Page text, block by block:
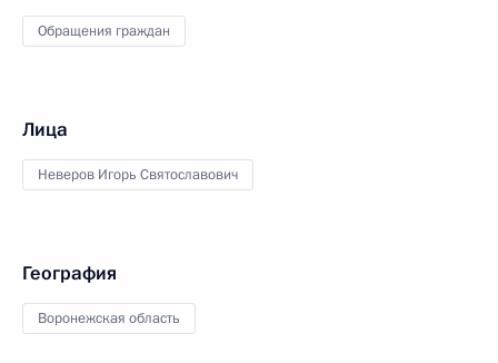
Обращения граждан
Лица
Неверов Игорь Святославович
География
Воронежская область